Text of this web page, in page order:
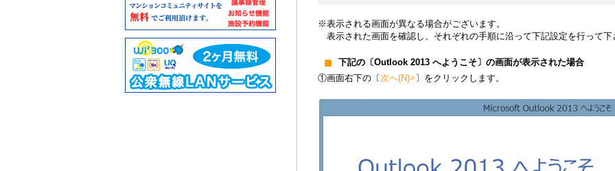
※表示される画面が異なる場合がございます。
表示された画面を確認し、それぞれの手順に沿って下記設定を行って下
下記の〔Outlook 2013 へようこそ〕の画面が表示された場合
①画面右下の〔次へ(N)> 〕をクリックします。